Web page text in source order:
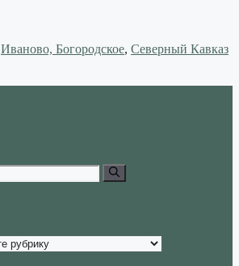
Иваново, Богородское, Северный Кавказ